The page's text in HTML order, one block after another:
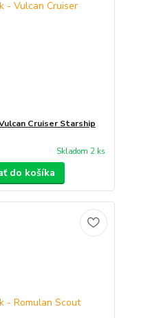
Cruiser Starship
Skladom 2 ks
do košíka